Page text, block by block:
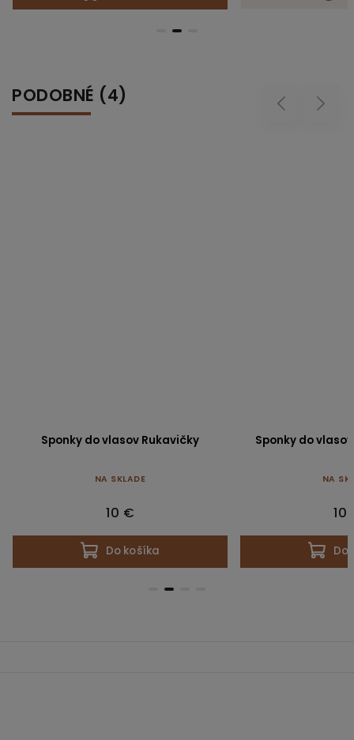
PODOBNÉ (4) Previous
Sponky do vlasov Rukavičky
NA SKLADE
10 €
Do košíka
Sponky do
NA
10
Do
Next